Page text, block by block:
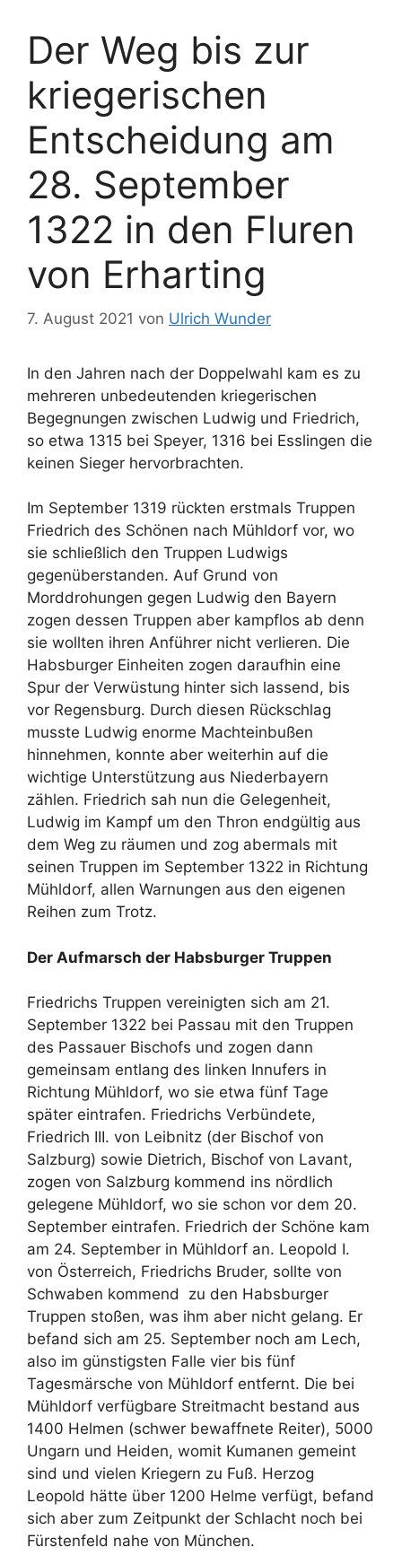
Der Weg bis zur
kriegerischen
Entscheidung am
28. September
1322 in den Fluren
von Erharting
7. August 2021 von Ulrich Wunder
In den Jahren nach der Doppelwahl kam es zu
mehreren unbedeutenden kriegerischen
Begegnungen zwischen Ludwig und Friedrich,
so etwa 1315 bei Speyer, 1316 bei Esslingen die
keinen Sieger hervorbrachten.
Im September 1319 rückten erstmals Truppen
Friedrich des Schönen nach Mühldorf vor, wo
sie schließlich den Truppen Ludwigs
gegenüberstanden. Auf Grund von
Morddrohungen gegen Ludwig den Bayern
zogen dessen Truppen aber kampflos ab denn
sie wollten ihren Anführer nicht verlieren. Die
Habsburger Einheiten zogen daraufhin eine
Spur der Verwüstung hinter sich lassend, bis
vor Regensburg. Durch diesen Rückschlag
musste Ludwig enorme Machteinbußen
hinnehmen, konnte aber weiterhin auf die
wichtige Unterstützung aus Niederbayern
zählen. Friedrich sah nun die Gelegenheit,
Ludwig im Kampf um den Thron endgültig aus
dem Weg zu räumen und zog abermals mit
seinen Truppen im September 1322 in Richtung
Mühldorf, allen Warnungen aus den eigenen
Reihen zum Trotz.
Der Aufmarsch der Habsburger Truppen
Friedrichs Truppen vereinigten sich am 21.
September 1322 bei Passau mit den Truppen
des Passauer Bischofs und zogen dann
gemeinsam entlang des linken Innufers in
Richtung Mühldorf, wo sie etwa fünf Tage
später eintrafen. Friedrichs Verbündete,
Friedrich III. von Leibnitz (der Bischof von
Salzburg) sowie Dietrich, Bischof von Lavant,
zogen von Salzburg kommend ins nördlich
gelegene Mühldorf, wo sie schon vor dem 20.
September eintrafen. Friedrich der Schöne kam
am 24. September in Mühldorf an. Leopold I.
von Österreich, Friedrichs Bruder, sollte von
Schwaben kommend zu den Habsburger
Truppen stoßen, was ihm aber nicht gelang. Er
befand sich am 25. September noch am Lech,
also im günstigsten Falle vier bis fünf
Tagesmärsche von Mühldorf entfernt. Die bei
Mühldorf verfügbare Streitmacht bestand aus
1400 Helmen (schwer bewaffnete Reiter), 5000
Ungarn und Heiden, womit Kumanen gemeint
sind und vielen Kriegern zu Fuß. Herzog
Leopold hätte über 1200 Helme verfügt, befand
sich aber zum Zeitpunkt der Schlacht noch bei
Fürstenfeld nahe von München.